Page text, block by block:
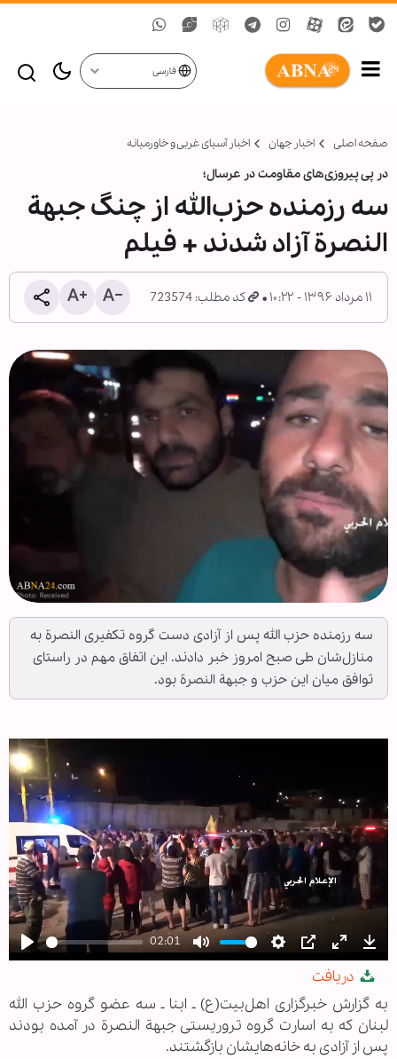
فارسی
صفحه اصلی اخبار جهان اخبار آسیای غربی و خاورمیانه
در پی پیروزی‌های مقاومت در عرسال؛
سه رزمنده حزب‌الله از چنگ جبهة
النصرة آزاد شدند + فیلم
۱۱ مرداد ۱۳۹۶ - ۱۰:۲۲ کد مطلب: 723574
سه رزمنده حزب‌ الله پس از آزادی دست گروه تکفیری النصرة به
منازل‌شان طی صبح امروز خبر دادند. این اتفاق مهم در راستای
توافق میان این حزب و جبهة النصرة بود.
Play
02:01
Mute Settings
PIP Enter
دریافت
به گزارش خبرگزاری اهل‌بیت(ع) ـ ابنا ـ سه عضو گروه حزب الله
لبنان که به اسارت گروه تروریستی جبهة النصرة در آمده بودند
پس از آزادی به خانه‌هایشان بازگشتند.